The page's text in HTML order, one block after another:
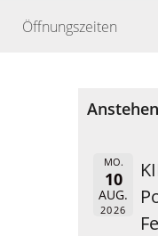
Öffnungszeiten
MO.
10
AUG.
2026